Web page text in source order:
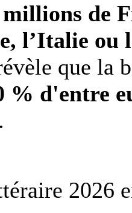
millions de
l’Italie ou
que la
% d'entre
2026